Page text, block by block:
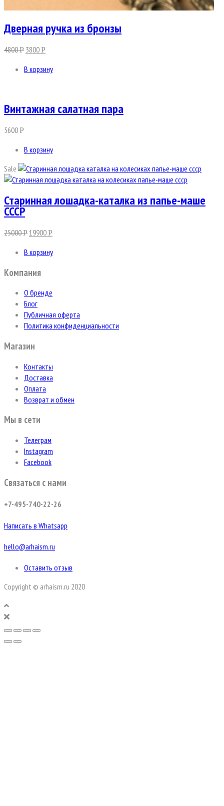
Дверная ручка из бронзы
4800Р 3800Р
В корзину
Винтажная салатная пара
5600Р
В корзину
Sale
Старинная лошадка-каталка из папье-маше
СССР
25000Р19900Р
В корзину
Компания
О бренде
Блог
Публичная оферта
Политика конфиденциальности
Магазин
Контакты
Доставка
Оплата
Возврат и обмен
Мы в сети
Телеграм
Instagram
Facebook
Связаться с нами
+7-495-740-22-26
Написать в Whatsapp
hello@arhaism.ru
Оставить отзыв
Copyright © arhaism.ru 2020